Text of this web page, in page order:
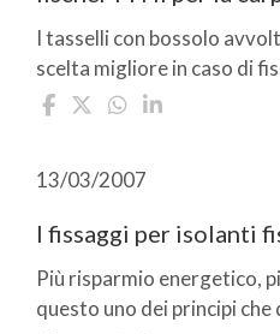
I tasselli con bossolo
scelta migliore in caso di
13/03/2007
I fissaggi per isolanti
Più risparmio energetico,
questo uno dei principi che